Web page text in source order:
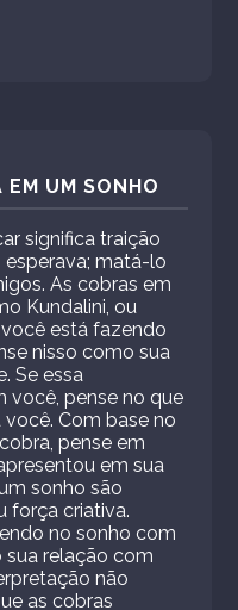
EM UM SONHO
significa traição
matá-lo
As cobras em
Kundalini, ou
está fazendo
nisso como sua
Se essa
você, pense no que
Com base no
pense em
em sua
sonho são
força criativa.
no sonho com
sua relação com
não
as cobras